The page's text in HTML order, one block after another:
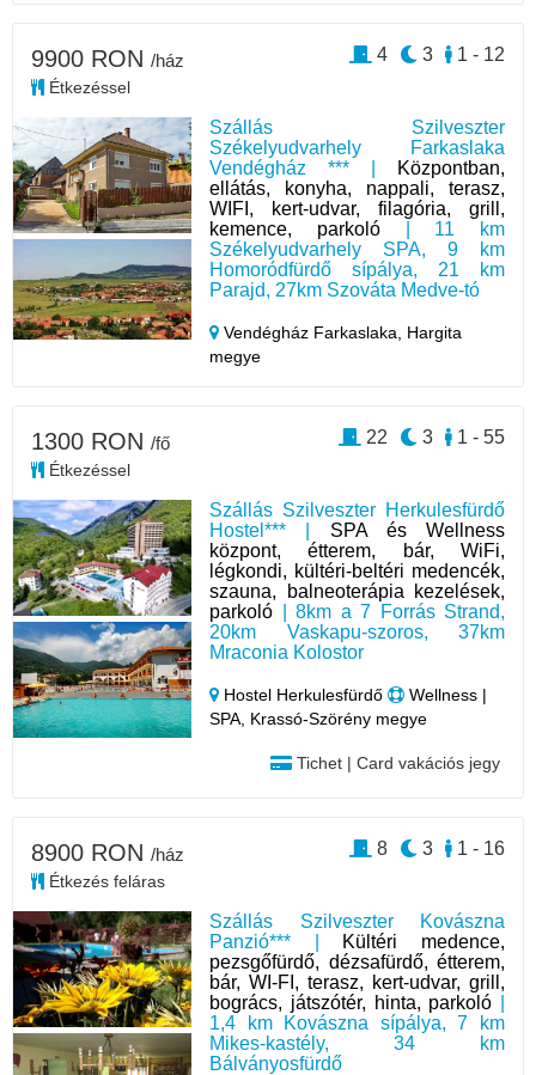
Szállás Szilveszter
Székelyudvarhely Farkaslaka
Vendégház *** |
Központban,
ellátás, konyha, nappali, terasz,
WIFI, kert-udvar, filagória, grill,
kemence, parkoló| 11 km
Székelyudvarhely SPA, 9 km
Homoródfürdő sípálya, 21 km
Parajd, 27km Szováta Medve-tó
Vendégház Farkaslaka, Hargita
megye
9900 RON /ház
Étkezéssel
1 - 12
3
4
Szállás Szilveszter Herkulesfürdő
Hostel*** | SPA és Wellness
központ, étterem, bár, WiFi,
légkondi, kültéri-beltéri medencék,
szauna, balneoterápia kezelések,
parkoló | 8km a 7 Forrás Strand,
20km Vaskapu-szoros, 37km
Mraconia Kolostor
Hostel Herkulesfürdő
Wellness |
SPA, Krassó-Szörény megye
Tichet | Card vakációs jegy
1300 RON /fő
Étkezéssel
1 - 55
3
22
Szállás Szilveszter Kovászna
Panzió*** | Kültéri medence,
pezsgőfürdő, dézsafürdő, étterem,
bár, WI-FI, terasz, kert-udvar, grill,
bogrács, játszótér, hinta, parkoló
1,4 km Kovászna sípálya, 7 km
Mikes-kastély, 34 km
Bálványosfürdő
8900 RON /ház
Étkezés feláras
1 - 16
3
8